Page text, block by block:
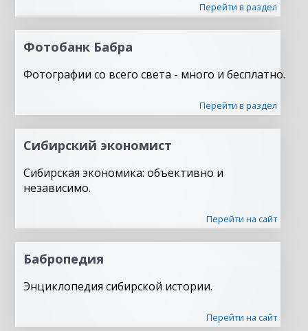
Перейти в раздел
Фотобанк Бабра
Фотографии со всего света - много и бесплатно.
Перейти в раздел
Сибирский экономист
Сибирская экономика: объективно и
независимо.
Перейти на сайт
Бабропедия
Энциклопедия сибирской истории.
Перейти на сайт